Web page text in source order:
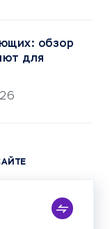
обзор
для